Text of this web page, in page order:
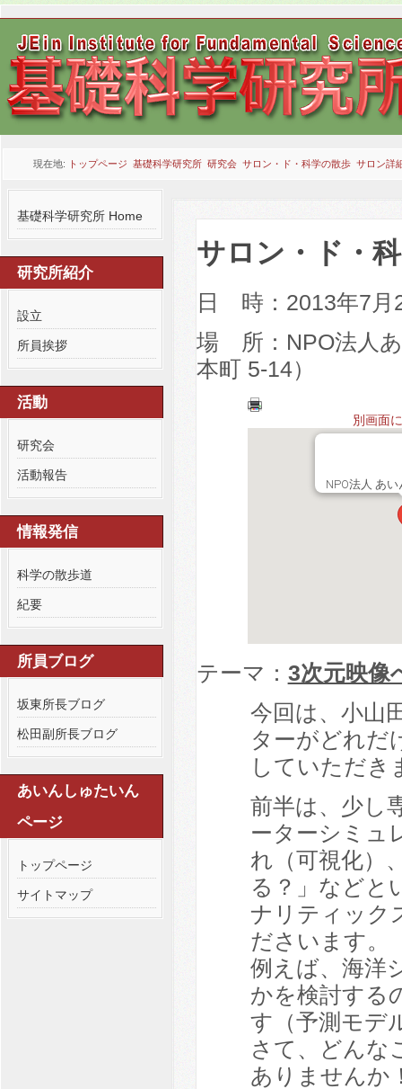
現在地: トップページ 基礎科学研究所 研究会 サロン・ド・科学の散歩 サロン詳
基礎科学研究所 Home
研究所紹介
設立
所員挨拶
活動
研究会
活動報告
情報発信
科学の散歩道
紀要
所員ブログ
坂東所長ブログ
松田副所長ブログ
あいんしゅたいん
ページ
トップページ
サイトマップ
サロン・ド・
日 時：2013年7月
場 所：NPO法人
本町 5-14）
別画面
NPO法人 あ
テーマ： 3次元映像
今回は、小山
ターがどれだ
していただき
前半は、少し
ーターシミュ
れ（可視化）
る？」などと
ナリティック
ださいます。
例えば、海洋
かを検討する
す（予測モデ
さて、どんな
ありませんか